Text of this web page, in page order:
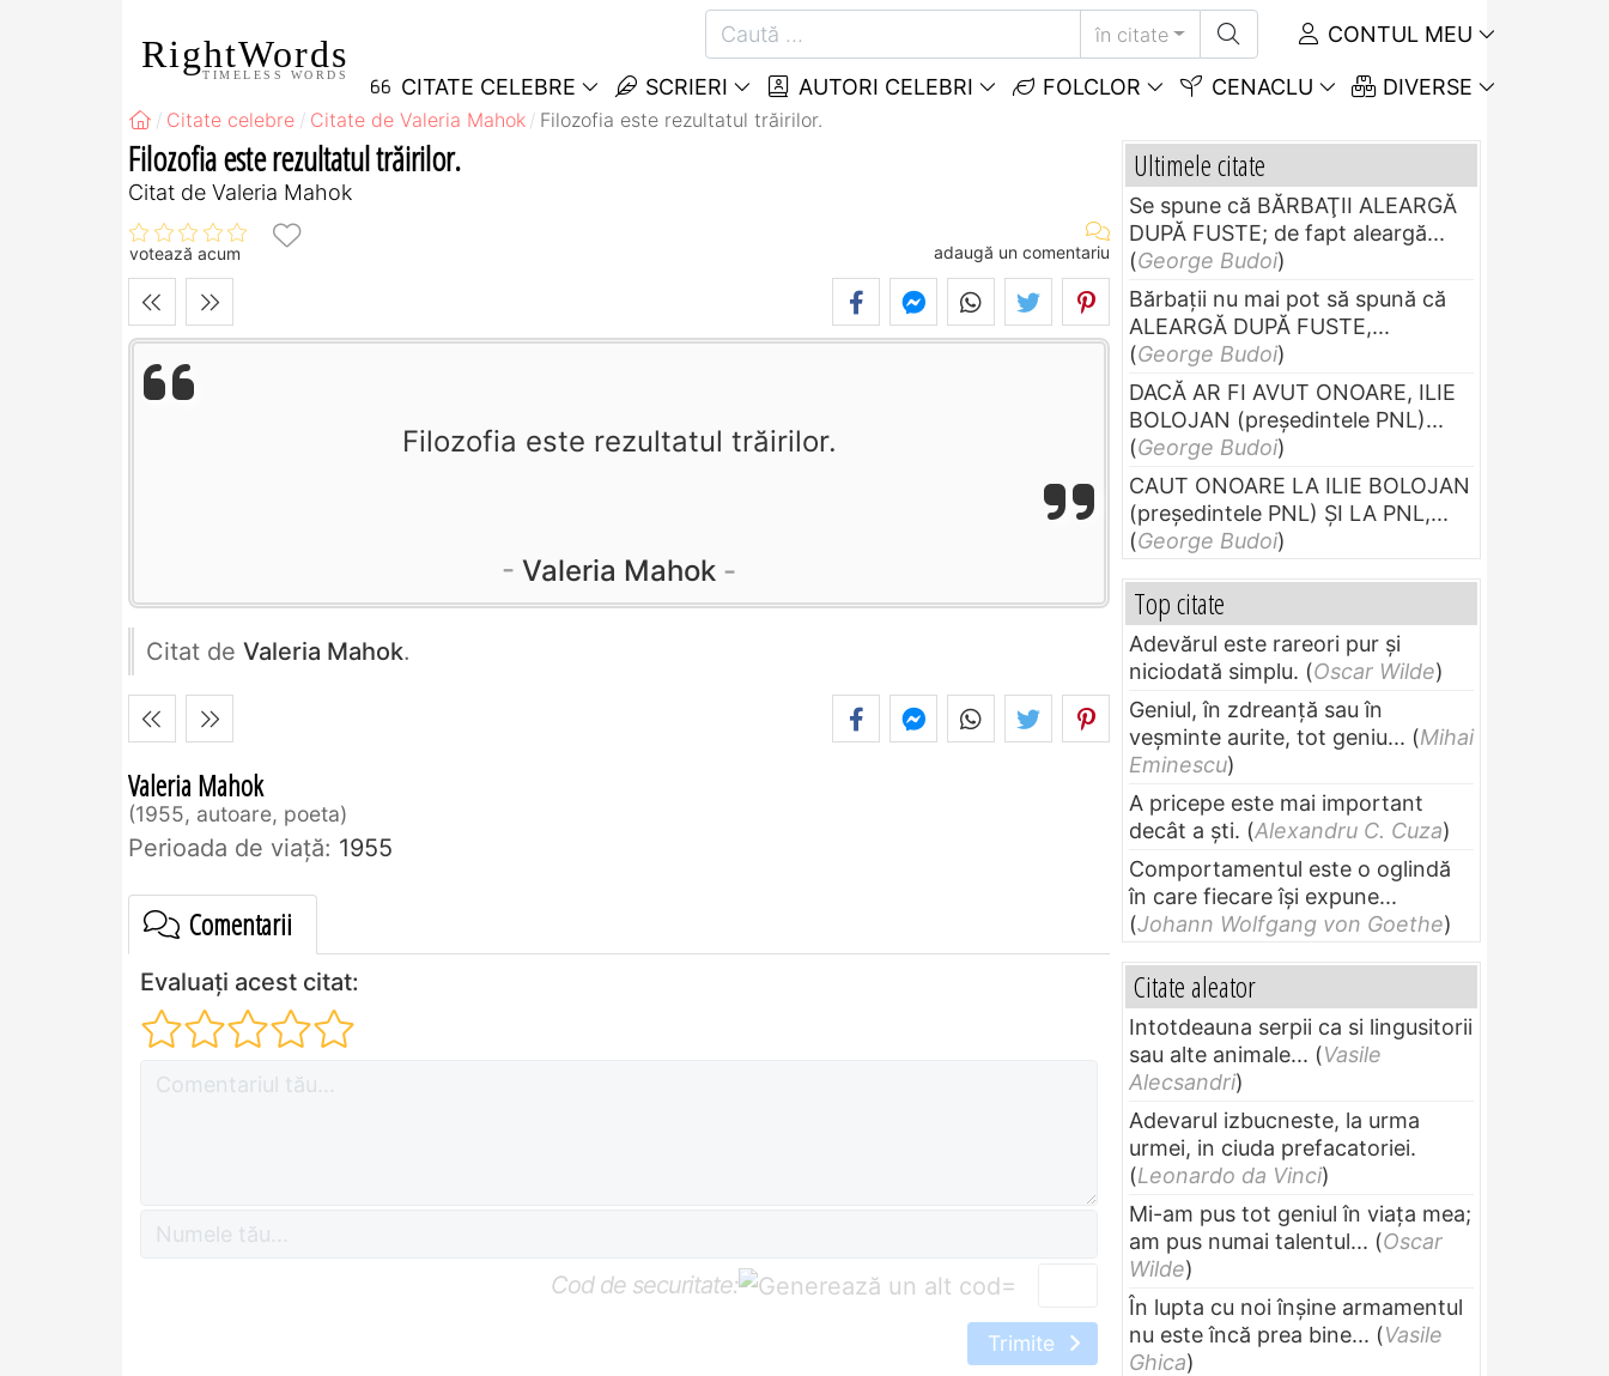
RightWords
TIMELESS WORDS
în citate CONTUL MEU
CITATE CELEBRE SCRIERI AUTORI CELEBRI FOLCLOR CENACLU DIVERSE
Citate celebre Citate de Valeria Mahok Filozofia este rezultatul trăirilor.
Filozofia este rezultatul trăirilor.
Citat de Valeria Mahok
votează acum adaugă un comentariu
Filozofia este rezultatul trăirilor.
Valeria Mahok
Citat de Valeria Mahok.
Valeria Mahok
1955, autoare, poeta
Perioada de viaţă: 1955
Comentarii
Evaluați acest citat:
Cod de securitate: =
Trimite
Ultimele citate
Se spune că BĂRBAŢII ALEARGĂ
DUPĂ FUSTE; de fapt aleargă...
(George Budoi)
Bărbaţii nu mai pot să spună că
ALEARGĂ DUPĂ FUSTE,...
(George Budoi)
DACĂ AR FI AVUT ONOARE, ILIE
BOLOJAN (preşedintele PNL)...
(George Budoi)
CAUT ONOARE LA ILIE BOLOJAN
(preşedintele PNL) ŞI LA PNL,...
(George Budoi)
Top citate
Adevărul este rareori pur și
niciodată simplu. (Oscar Wilde)
Geniul, în zdreanţă sau în
veşminte aurite, tot geniu... (Mihai
Eminescu)
A pricepe este mai important
decât a ști. (Alexandru C. Cuza)
Comportamentul este o oglindă
în care fiecare își expune...
(Johann Wolfgang von Goethe)
Citate aleator
Intotdeauna serpii ca si lingusitorii
sau alte animale... (Vasile
Alecsandri)
Adevarul izbucneste, la urma
urmei, in ciuda prefacatoriei.
(Leonardo da Vinci)
Mi-am pus tot geniul în viața mea;
am pus numai talentul... (Oscar
Wilde)
În lupta cu noi înșine armamentul
nu este încă prea bine... (Vasile
Ghica)